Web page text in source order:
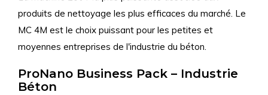
produits de nettoyage les plus efficaces du marché. Le
MC 4M est le choix puissant pour les petites et
moyennes entreprises de l'industrie du béton.
ProNano Business Pack – Industrie
Béton